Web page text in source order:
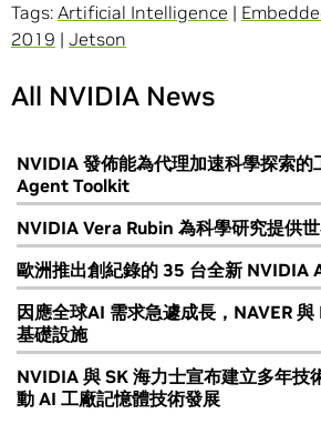
Tags: Artificial Intelligence |
2019 | Jetson
All NVIDIA News
NVIDIA 發佈能為代理加速科學探索
Agent Toolkit
NVIDIA Vera Rubin 為科學研究提供
歐洲推出創紀錄的 35 台全新 NVIDIA
因應全球AI 需求急遽成長，NAVER
基礎設施
NVIDIA 與 SK 海力士宣布建立多年技
動 AI 工廠記憶體技術發展